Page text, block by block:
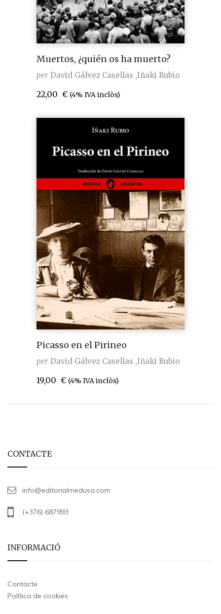
Muertos, ¿quién os ha muerto?
per David Gálvez Casellas Iñaki Rubio
22,00 € (4% IVA inclòs)
Picasso en el Pirineo
per David Gálvez Casellas Iñaki Rubio
19,00 € (4% IVA inclòs)
CONTACTE
info@editorialmedusa.com
(+376) 687993
INFORMACIÓ
Contacte
Política de cookies